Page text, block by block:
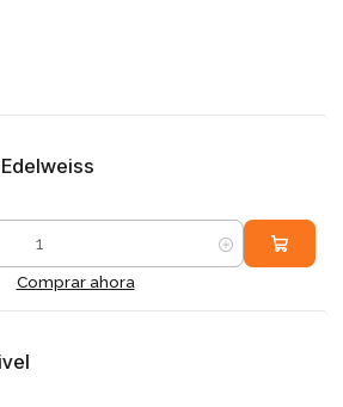
Comprar ahora